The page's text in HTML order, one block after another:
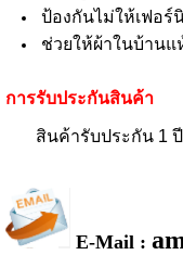
ป้องกันไม่ให้เฟอร์
ช่วยให้ผ้าในบ้านแ
การรับประกันสินค้า
สินค้ารับประกัน 1 ปี
E-Mail :